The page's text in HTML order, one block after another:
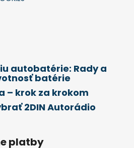
autobatérie: Rady a
batérie
– krok za krokom
2DIN Autorádio
platby